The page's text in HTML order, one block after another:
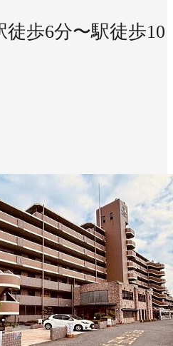
徒歩6分〜駅徒歩10